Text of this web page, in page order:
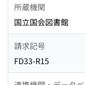
所蔵機関
国立国会図書館
請求記号
FD33-R15